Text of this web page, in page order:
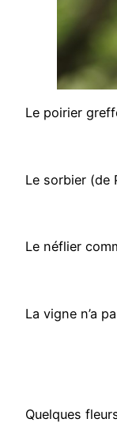
Le poirier
Le sorbier (de
Le néflier
La vigne n’a
Quelques